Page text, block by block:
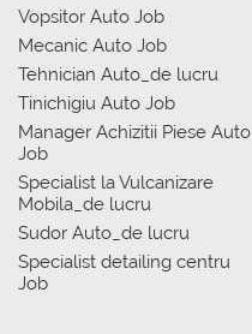
Vopsitor Auto Job
Mecanic Auto Job
Tehnician Auto_de lucru
Tinichigiu Auto Job
Manager Achizitii Piese Auto
Job
Specialist la Vulcanizare
Mobila_de lucru
Sudor Auto_de lucru
Specialist detailing centru
Job